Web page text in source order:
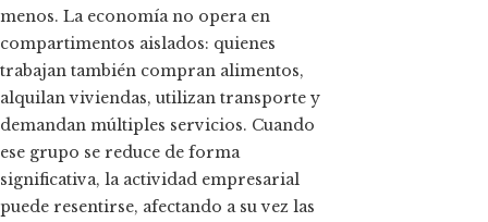
menos. La economía no opera en
compartimentos aislados: quienes
trabajan también compran alimentos,
alquilan viviendas, utilizan transporte y
demandan múltiples servicios. Cuando
ese grupo se reduce de forma
significativa, la actividad empresarial
puede resentirse, afectando a su vez las